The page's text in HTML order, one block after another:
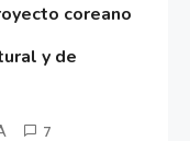
coreano
y de
7